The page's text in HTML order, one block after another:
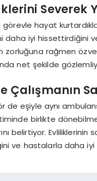
Severek
görevle hayat
daha iyi hissettirdiğini
zorluğuna rağmen
net şekilde
Çalışmanın
de eşiyle aynı
birlikte
belirtiyor.
ve hastalarla daha iyi